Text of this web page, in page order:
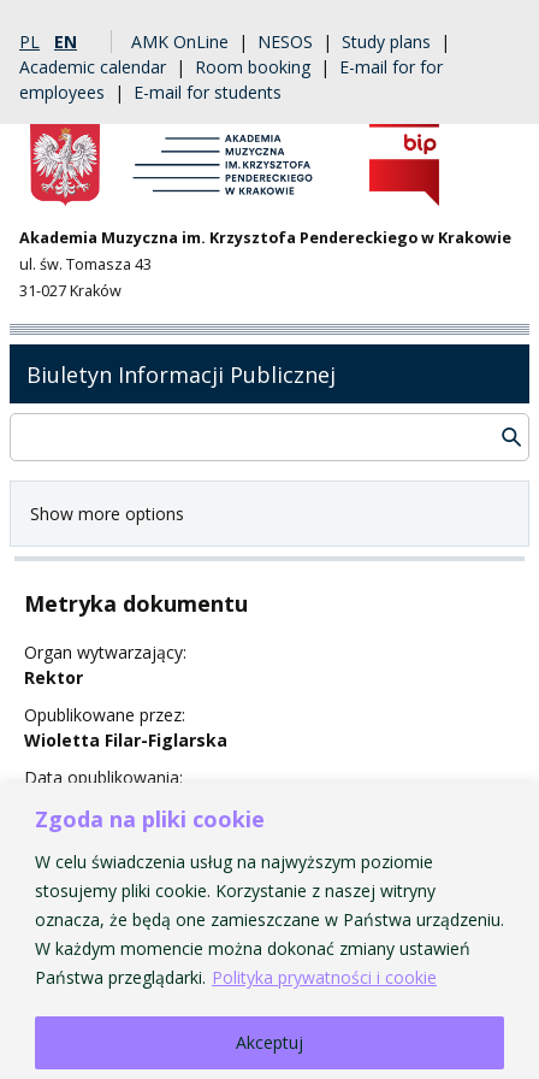
Zgoda na pliki cookie
W celu świadczenia usług na najwyższym poziomie
stosujemy pliki cookie. Korzystanie z naszej witryny
oznacza, że będą one zamieszczane w Państwa urządzeniu.
W każdym momencie można dokonać zmiany ustawień
Państwa przeglądarki. Polityka prywatności i cookie
Akceptuj
PL EN AMK OnLine | NESOS | Study plans |
Academic calendar | Room booking | E-mail for for
employees | E-mail for students
Akademia Muzyczna im. Krzysztofa Pendereckiego w Krakowie
ul. św. Tomasza 43
31-027 Kraków
Biuletyn Informacji Publicznej
Show more options
Metryka dokumentu
Organ wytwarzający:
Rektor
Opublikowane przez:
Wioletta Filar-Figlarska
Data opublikowania:
Obowiązuje
Strona Główna AMKP Strona Główna BIP